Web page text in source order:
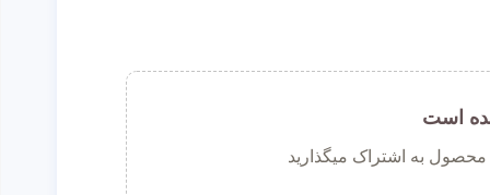
است
محصول به اشتراک میگذارید